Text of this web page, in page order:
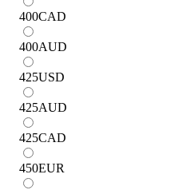
400CAD
400AUD
425USD
425AUD
425CAD
450EUR